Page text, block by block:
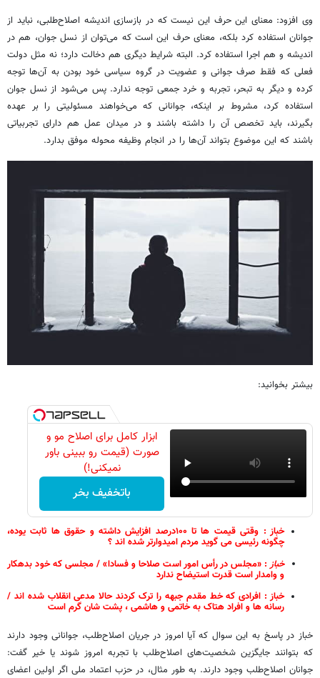
وی افزود: معنای این حرف این نیست که در بازسازی اندیشه اصلاح‌طلبی، نباید از
جوانان استفاده کرد بلکه، معنای حرف این است که می‌توان از نسل جوان، هم در
اندیشه و هم اجرا استفاده کرد. البته شرایط دیگری هم دخالت دارد؛ نه مثل دولت
فعلی که فقط صرف جوانی و عضویت در گروه سیاسی خود بودن به آن‌ها توجه
کرده و دیگر به تبحر، تجربه و خرد جمعی توجه ندارد. پس می‌شود از نسل جوان
استفاده کرد، مشروط بر اینکه، جوانانی که می‌خواهند مسئولیتی را بر عهده
بگیرند، باید تخصص آن را داشته باشند و در میدان عمل هم دارای تجربیاتی
باشند که این موضوع بتواند آن‌ها را در انجام وظیفه محوله موفق بدارد.
بیشتر بخوانید:
ابزار کامل برای اصلاح مو و
صورت (قیمت رو ببینی باور
نمیکنی!)
باتخفیف بخر
خباز : وقتی قیمت ها تا ۱۰۰درصد افزایش داشته و حقوق ها ثابت یوده،
چگونه رئیسی می گوید مردم امیدوارتر شده اند ؟
خباز: «مجلس در رأس امور است صلاحا و فسادا» / مجلسی که خود بدهکار
و وامدار است قدرت استیضاح ندارد
خباز : افرادی که خط مقدم جبهه را ترک کردند حالا مدعی انقلاب شده اند /
رسانه ها و افراد هتاک به خاتمی و هاشمی ، پشت شان گرم است
خباز در پاسخ به این سوال که آیا امروز در جریان اصلاح‌طلب، جوانانی وجود دارند
که بتوانند جایگزین شخصیت‌های اصلاح‌طلب با تجربه امروز شوند یا خیر گفت:
جوانان اصلاح‌طلب وجود دارند. به طور مثال، در حزب اعتماد ملی اگر اولین اعضای